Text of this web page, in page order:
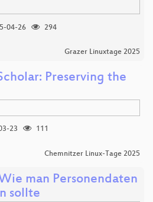
04-26
294
Grazer Linuxtage 2025
Preserving the
23
111
Chemnitzer Linux-Tage 2025
man Personendaten
sollte